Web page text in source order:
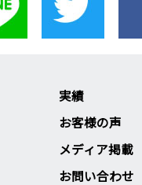
実績
お客様の声
メディア掲載
お問い合わせ